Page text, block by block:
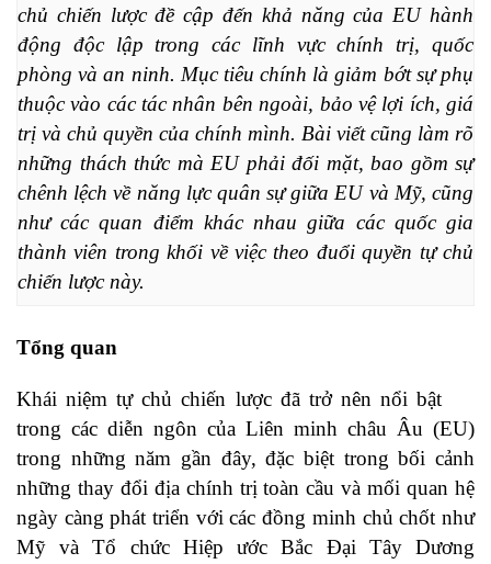
chủ chiến lược đề cập đến khả năng của EU hành
động độc lập trong các lĩnh vực chính trị, quốc
phòng và an ninh. Mục tiêu chính là giảm bớt sự phụ
thuộc vào các tác nhân bên ngoài, bảo vệ lợi ích, giá
trị và chủ quyền của chính mình. Bài viết cũng làm rõ
những thách thức mà EU phải đối mặt, bao gồm sự
chênh lệch về năng lực quân sự giữa EU và Mỹ, cũng
như các quan điểm khác nhau giữa các quốc gia
thành viên trong khối về việc theo đuổi quyền tự chủ
chiến lược này​.
Tổng quan
Khái niệm tự chủ chiến lược đã trở nên nổi bật
trong các diễn ngôn của Liên minh châu Âu (EU)
trong những năm gần đây, đặc biệt trong bối cảnh
những thay đổi địa chính trị toàn cầu và mối quan hệ
ngày càng phát triển với các đồng minh chủ chốt như
Mỹ và Tổ chức Hiệp ước Bắc Đại Tây Dương